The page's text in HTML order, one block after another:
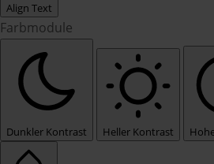
Align Text
Farbmodule
Dunkler Kontrast Heller Kontrast